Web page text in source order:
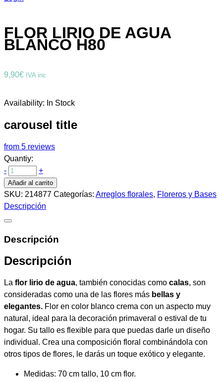
FLOR LIRIO DE AGUA
BLANCO H80
9,90€ IVA inc
Availability: In Stock
carousel title
from 5 reviews
Quantiy:
-
+
Añadir al carrito
SKU: 214877 Categorías: Arreglos florales, Floreros y Bases
Descripción
Descripción
Descripción
La flor lirio de agua, también conocidas como calas, son
consideradas como una de las flores más bellas y
elegantes. Flor en color blanco crema con un aspecto muy
natural, ideal para la decoración primaveral o estival de tu
hogar. Su tallo es flexible para que puedas darle un diseño
individual. Crea una composición floral combinándola con
otros tipos de flores, le darás un toque exótico y elegante.
Medidas: 70 cm tallo, 10 cm flor.